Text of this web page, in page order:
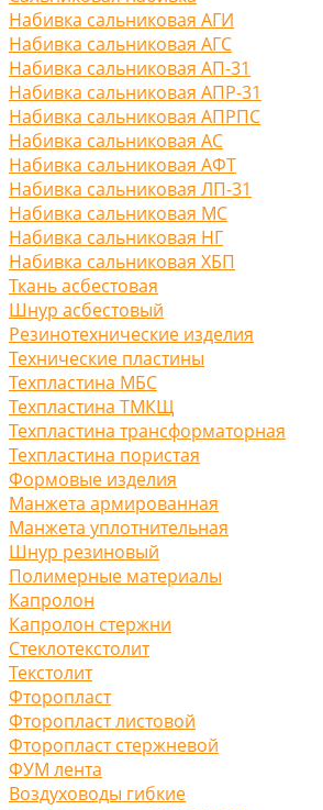
Набивка сальниковая АГИ
Набивка сальниковая АГС
Набивка сальниковая АП-31
Набивка сальниковая АПР-31
Набивка сальниковая АПРПС
Набивка сальниковая АС
Набивка сальниковая АФТ
Набивка сальниковая ЛП-31
Набивка сальниковая МС
Набивка сальниковая НГ
Набивка сальниковая ХБП
Ткань асбестовая
Шнур асбестовый
Резинотехнические изделия
Технические пластины
Техпластина МБС
Техпластина ТМКЩ
Техпластина трансформаторная
Техпластина пористая
Формовые изделия
Манжета армированная
Манжета уплотнительная
Шнур резиновый
Полимерные материалы
Капролон
Капролон стержни
Стеклотекстолит
Текстолит
Фторопласт
Фторопласт листовой
Фторопласт стержневой
ФУМ лента
Воздуховоды гибкие